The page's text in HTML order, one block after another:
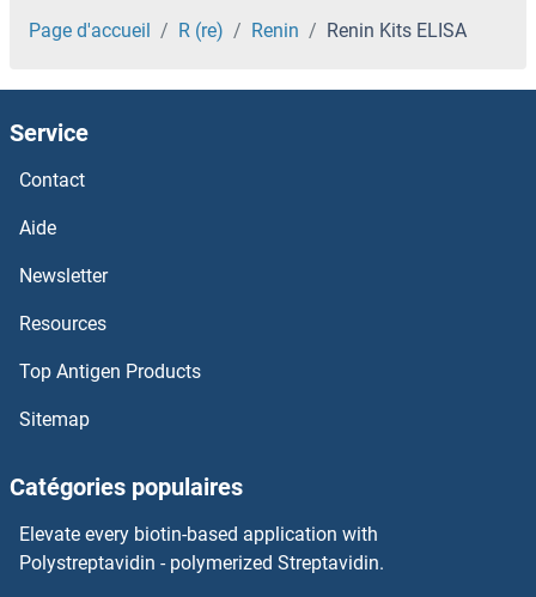
REG4 Kits ELISA
REG3g Kits ELISA
REG3A Kits ELISA
REG1B Kits ELISA
REG1A Kits ELISA
REG1 Kits ELISA
RED1 Kits ELISA
Recoverin Kits ELISA
Page d'accueil R (re) Renin Renin Kits ELISA
Service
Contact
Aide
Newsletter
Resources
Top Antigen Products
Sitemap
Catégories populaires
Elevate every biotin-based application with
Polystreptavidin - polymerized Streptavidin.